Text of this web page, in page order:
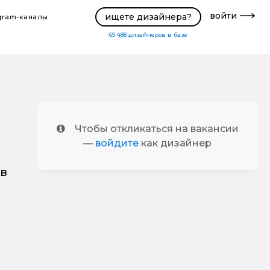
каналы ищете дизайнера?
69 488 дизайнеров в базе
войти
Чтобы откликаться на вакансии
— войдите как дизайнер